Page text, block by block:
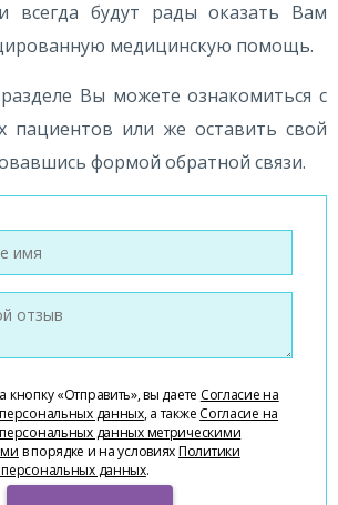
всегда будут рады оказать Вам
медицинскую помощь.
Вы можете ознакомиться с
пациентов или же оставить свой
формой обратной связи.
«Отправить», вы даете Согласие на
данных, а также Согласие на
данных метрическими
в порядке и на условияхПолитики
данных.